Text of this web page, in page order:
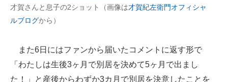
才賀さんと息子の2ショット（画像は才賀紀左衛門オフィシャ
ルブログから）
また6日にはファンから届いたコメントに返す形で
「わたしは生後3ヶ月で別居を決めて5ヶ月で出まし
た！」と産後からわずか3カ月で別居を決意したことを